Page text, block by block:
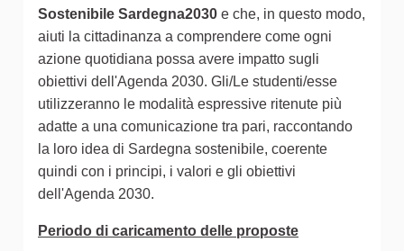
Sostenibile Sardegna2030 e che, in questo modo,
aiuti la cittadinanza a comprendere come ogni
azione quotidiana possa avere impatto sugli
obiettivi dell'Agenda 2030. Gli/Le studenti/esse
utilizzeranno le modalità espressive ritenute più
adatte a una comunicazione tra pari, raccontando
la loro idea di Sardegna sostenibile, coerente
quindi con i principi, i valori e gli obiettivi
dell'Agenda 2030.
Periodo di caricamento delle proposte